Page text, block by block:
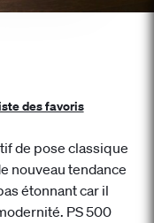
des favoris
de pose classique
nouveau tendance
étonnant car il
PS 500